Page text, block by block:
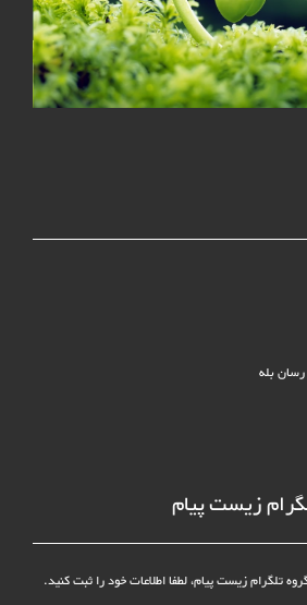
بله
زیست پیام
تلگرام زیست پیام، لطفا اطلاعات خود را ثبت کنید.